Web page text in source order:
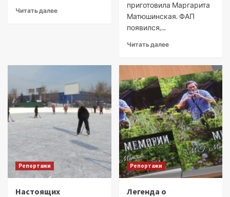
Читать далее
приготовила Маргарита
Матюшинская. ФАП
появился,...
Читать далее
Репортажи
Настоящих
Репортажи
Легенда о